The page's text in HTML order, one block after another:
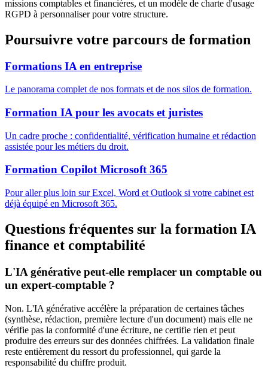
missions comptables et financières, et un modèle de charte d'usage
RGPD à personnaliser pour votre structure.
Poursuivre votre parcours de formation
Formations IA en entreprise
Le panorama complet de nos formats et de nos silos de formation.
Formation IA pour les avocats et juristes
Un cadre proche : confidentialité, vérification humaine et rédaction
assistée pour les métiers du droit.
Formation Copilot Microsoft 365
Pour aller plus loin sur Excel, Word et Outlook si votre cabinet est
déjà équipé en Microsoft 365.
Questions fréquentes sur la formation IA
finance et comptabilité
L'IA générative peut-elle remplacer un comptable ou
un expert-comptable ?
Non. L'IA générative accélère la préparation de certaines tâches
(synthèse, rédaction, première lecture d'un document) mais elle ne
vérifie pas la conformité d'une écriture, ne certifie rien et peut
produire des erreurs sur des données chiffrées. La validation finale
reste entièrement du ressort du professionnel, qui garde la
responsabilité du chiffre produit.